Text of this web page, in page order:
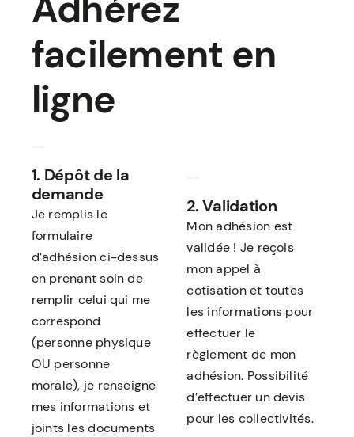
facilement en
ligne
1. Dépôt de la
demande
Je remplis le
formulaire
d’adhésion ci-dessus
en prenant soin de
remplir celui qui me
correspond
(personne physique
OU personne
morale), je renseigne
mes informations et
joints les documents
2. Validation
Mon adhésion est
validée ! Je reçois
mon appel à
cotisation et toutes
les informations pour
effectuer le
règlement de mon
adhésion. Possibilité
d’effectuer un devis
pour les collectivités.